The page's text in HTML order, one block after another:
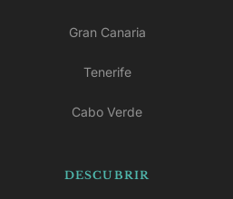
Gran Canaria
Tenerife
Cabo Verde
DESCUBRIR